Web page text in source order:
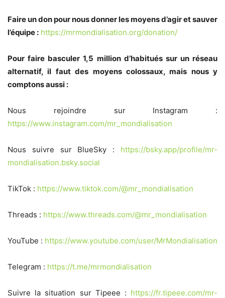
Faire un don pour nous donner les moyens d’agir et sauver
l’équipe : https://mrmondialisation.org/donation/
Pour faire basculer 1,5 million d’habitués sur un réseau
alternatif, il faut des moyens colossaux, mais nous y
comptons aussi :
Nous rejoindre sur Instagram :
https://www.instagram.com/mr_mondialisation
Nous suivre sur BlueSky : https://bsky.app/profile/mr-
mondialisation.bsky.social
TikTok : https://www.tiktok.com/@mr_mondialisation
Threads : https://www.threads.com/@mr_mondialisation
YouTube : https://www.youtube.com/user/MrMondialisation
Telegram : https://t.me/mrmondialisation
Suivre la situation sur Tipeee : https://fr.tipeee.com/mr-